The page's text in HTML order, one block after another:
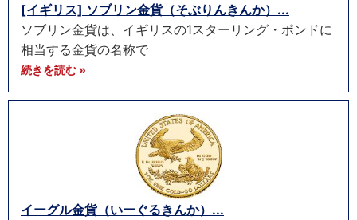
[イギリス] ソブリン金貨（そぶりんきんか）...
ソブリン金貨は、イギリスの1スターリング・ポンドに
相当する金貨の名称で
続きを読む »
イーグル金貨（いーぐるきんか）...